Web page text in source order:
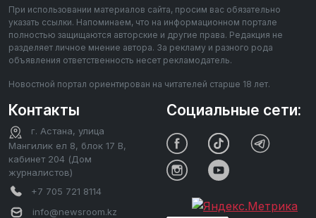
При использовании материалов сайта, просим вас обязательно
указать ссылки. Напоминаем, что на информационном портале
полностью защищаются авторские и другие права. Редакция не
разделяет личное мнение автора. За рекламу и разного рода
объявления ответственность несет рекламодатель.
Новостной портал ориентирован на читателей старше 18 лет.
Контакты
г. Астана, улица
Мангилик ел 8, блок 17 В,
кабинет 204 (Дом
журналистов)
+7 705 721 8114
info@newsroom.kz
Социальные сети: